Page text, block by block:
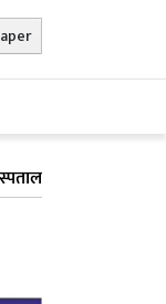
झांसा देकर 6